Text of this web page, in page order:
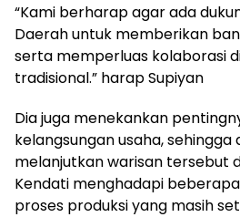
“Kami berharap agar ada
Daerah untuk memberikan
serta memperluas kolaborasi
tradisional.” harap Supiyan
Dia juga menekankan
kelangsungan usaha,
melanjutkan warisan tersebut
Kendati menghadapi
proses produksi yang masih